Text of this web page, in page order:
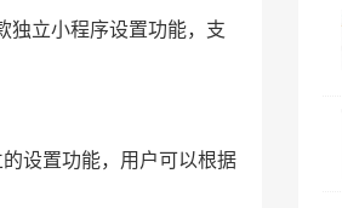
独立小程序设置功能，支
设置功能，用户可以根据